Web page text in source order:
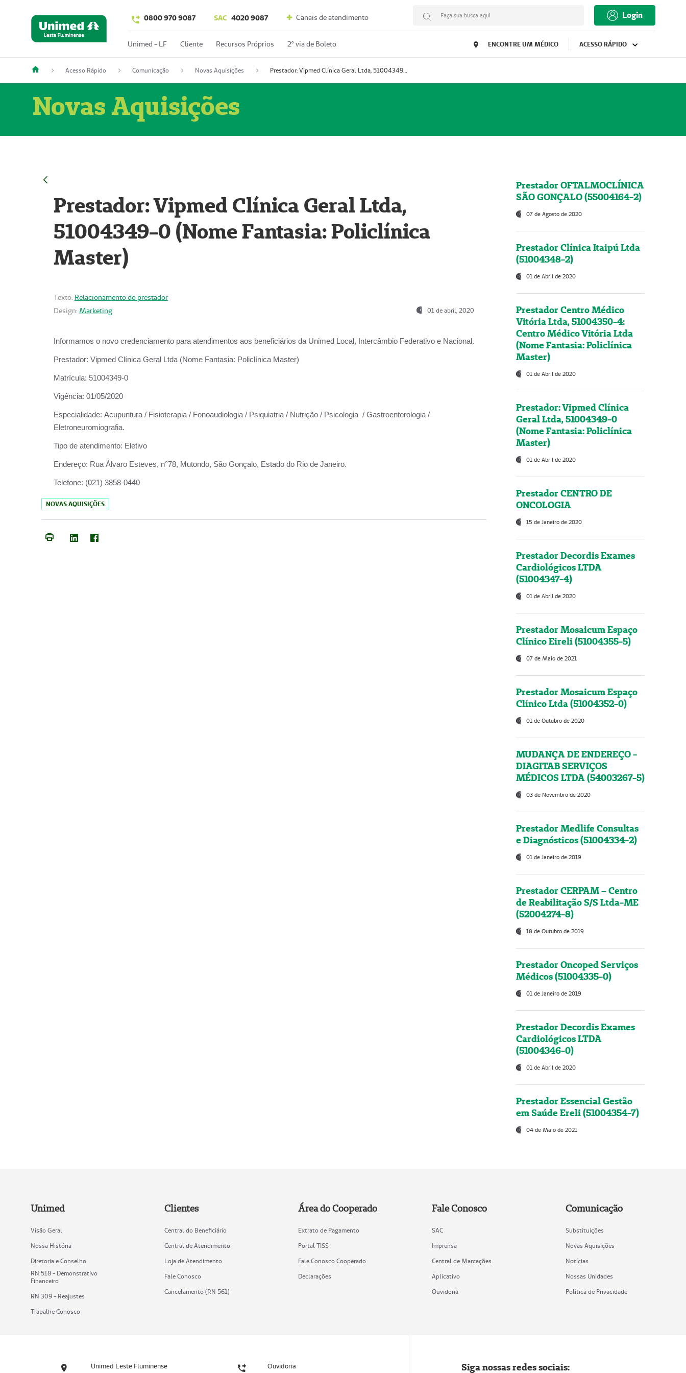
0800 970 9087 SAC 4020 9087 Canais de atendimento Faça sua busca aqui Login
Unimed - LF Cliente Recursos Próprios 2º via de Boleto ENCONTRE UM MÉDICO ACESSO RÁPIDO
Acesso Rápido Comunicação Novas Aquisições Prestador: Vipmed Clínica Geral Ltda, 51004349-0 (Nome Fantasia: Policlínica Master)
Novas Aquisições
Prestador: Vipmed Clínica Geral Ltda,
51004349-0 (Nome Fantasia: Policlínica
Master)
Texto: Relacionamento do prestador
Design: Marketing 01 de abril, 2020
Informamos o novo credenciamento para atendimentos aos beneficiários da Unimed Local, Intercâmbio Federativo e Nacional.
Prestador: Vipmed Clínica Geral Ltda (Nome Fantasia: Policlínica Master)
Matrícula: 51004349-0
Vigência: 01/05/2020
Especialidade: Acupuntura / Fisioterapia / Fonoaudiologia / Psiquiatria / Nutrição / Psicologia / Gastroenterologia /
Eletroneuromiografia.
Tipo de atendimento: Eletivo
Endereço: Rua Àlvaro Esteves, n°78, Mutondo, São Gonçalo, Estado do Rio de Janeiro.
Telefone: (021) 3858-0440
NOVAS AQUISIÇÕES
Prestador OFTALMOCLÍNICA
SÃO GONÇALO (55004164-2)
07 de Agosto de 2020
Prestador Clínica Itaipú Ltda
(51004348-2)
01 de Abril de 2020
Prestador Centro Médico
Vitória Ltda, 51004350-4:
Centro Médico Vitória Ltda
(Nome Fantasia: Policlínica
Master)
01 de Abril de 2020
Prestador: Vipmed Clínica
Geral Ltda, 51004349-0
(Nome Fantasia: Policlínica
Master)
01 de Abril de 2020
Prestador CENTRO DE
ONCOLOGIA
15 de Janeiro de 2020
Prestador Decordis Exames
Cardiológicos LTDA
(51004347-4)
01 de Abril de 2020
Prestador Mosaicum Espaço
Clínico Eireli (51004355-5)
07 de Maio de 2021
Prestador Mosaicum Espaço
Clínico Ltda (51004352-0)
01 de Outubro de 2020
MUDANÇA DE ENDEREÇO -
DIAGITAB SERVIÇOS
MÉDICOS LTDA (54003267-5)
03 de Novembro de 2020
Prestador Medlife Consultas
e Diagnósticos (51004334-2)
01 de Janeiro de 2019
Prestador CERPAM – Centro
de Reabilitação S/S Ltda-ME
(52004274-8)
18 de Outubro de 2019
Prestador Oncoped Serviços
Médicos (51004335-0)
01 de Janeiro de 2019
Prestador Decordis Exames
Cardiológicos LTDA
(51004346-0)
01 de Abril de 2020
Prestador Essencial Gestão
em Saúde Ereli (51004354-7)
04 de Maio de 2021
Unimed
Visão Geral
Nossa História
Diretoria e Conselho
RN 518 - Demonstrativo
Financeiro
RN 309 - Reajustes
Trabalhe Conosco
Clientes
Central do Beneficiário
Central de Atendimento
Loja de Atendimento
Fale Conosco
Cancelamento (RN 561)
Área do Cooperado
Extrato de Pagamento
Portal TISS
Fale Conosco Cooperado
Declarações
Fale Conosco
SAC
Imprensa
Central de Marcações
Aplicativo
Ouvidoria
Comunicação
Substituições
Novas Aquisições
Notícias
Nossas Unidades
Política de Privacidade
Unimed Leste Fluminense Ouvidoria Siga nossas redes sociais: